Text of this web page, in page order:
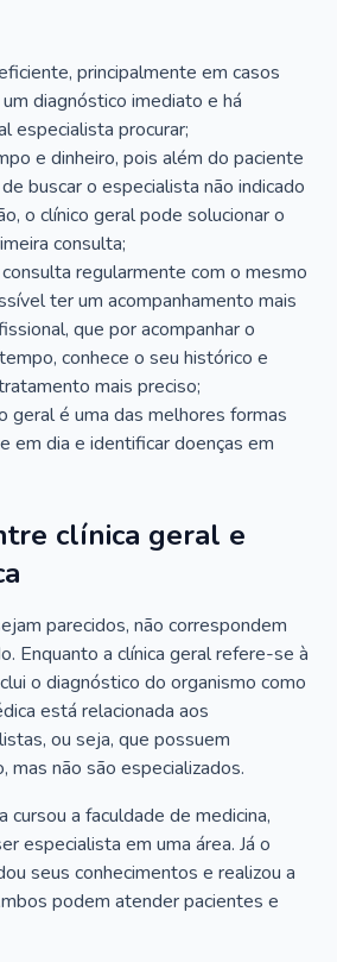
principalmente em casos
diagnóstico imediato e há
especialista procurar;
e dinheiro, pois além do paciente
buscar o especialista não indicado
o clínico geral pode solucionar o
consulta;
regularmente com o mesmo
ter um acompanhamento mais
que por acompanhar o
conhece o seu histórico e
mais preciso;
geral é uma das melhores formas
em dia e identificar doenças em
clínica geral e
parecidos, não correspondem
Enquanto a clínica geral refere-se à
o diagnóstico do organismo como
está relacionada aos
ou seja, que possuem
mas não são especializados.
cursou a faculdade de medicina,
especialista em uma área. Já o
seus conhecimentos e realizou a
podem atender pacientes e